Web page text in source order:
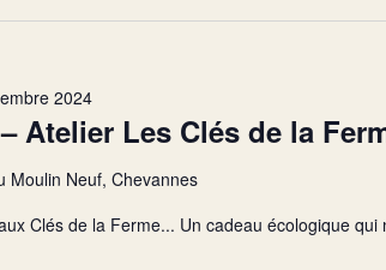
Atelier Les Clés de la
2024
Moulin Neuf, Chevannes
Clés de la Ferme... Un cadeau écologique qui